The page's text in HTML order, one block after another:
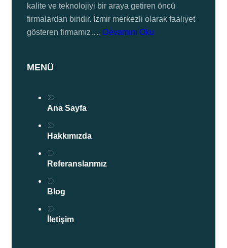
kalite ve teknolojiyi bir araya getiren öncü
firmalardan biridir. İzmir merkezli olarak faaliyet
gösteren firmamız…. Devamını Oku
MENÜ
Ana Sayfa
Hakkımızda
Referanslarımız
Blog
İletişim